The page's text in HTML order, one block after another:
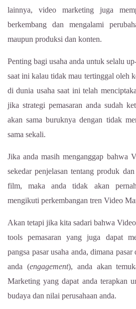
lainnya, video marketing juga
berkembang dan mengalami
maupun produksi dan konten.
Penting bagi usaha anda untuk selalu
saat ini kalau tidak mau tertinggal oleh
di dunia usaha saat ini telah
jika strategi pemasaran anda sudah
akan sama buruknya dengan tidak
sama sekali.
Jika anda masih menganggap bahwa
sekedar penjelasan tentang produk
film, maka anda tidak akan
mengikuti perkembangan tren Video
Akan tetapi jika kita sadari bahwa
tools pemasaran yang juga dapat
pangsa pasar usaha anda, dimana
anda (engagement), anda akan
Marketing yang dapat anda terapkan
budaya dan nilai perusahaan anda.